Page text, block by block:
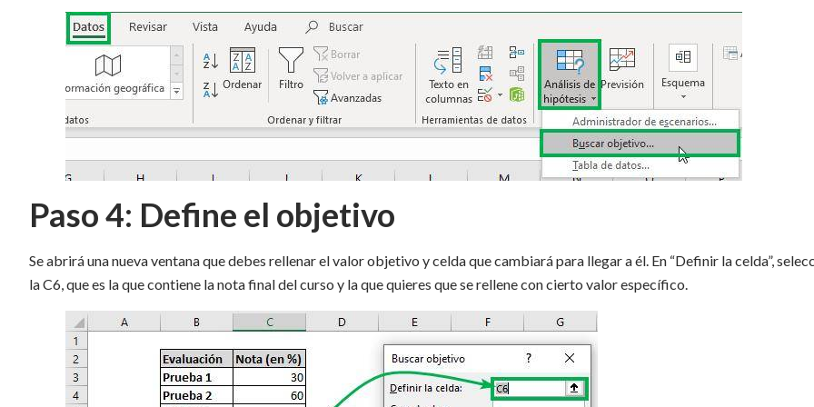
Paso 4: Define el objetivo
Se abrirá una nueva ventana que debes rellenar el valor objetivo y celda que cambiará para llegar a él. En “Definir la celda”,
la C6, que es la que contiene la nota final del curso y la que quieres que se rellene con cierto valor específico.